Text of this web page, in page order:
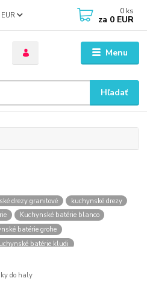
Menu
EUR
Hľadať
0 ks
za 0 EUR
drezy granitové
kuchynské drezy
Kuchynské batérie blanco
batérie grohe
batérie kludi
batérie
do haly